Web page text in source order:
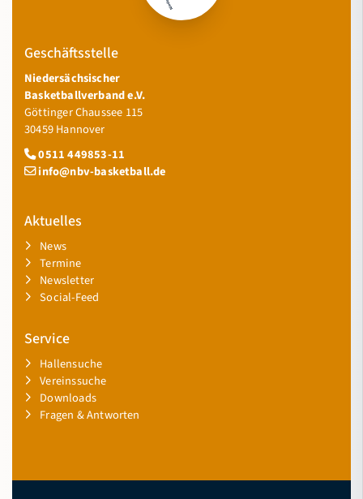
Geschäftsstelle
Niedersächsischer
Basketballverband e.V.
Göttinger Chaussee 115
30459 Hannover
0511 449853-11
info@nbv-basketball.de
Aktuelles
News
Termine
Newsletter
Social-Feed
Service
Hallensuche
Vereinssuche
Downloads
Fragen & Antworten